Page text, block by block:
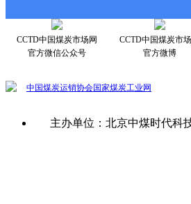
CCTD中国煤炭市场网
官方微信公众号
CCTD中国煤炭市
官方微博
中国煤炭运销协会国家煤炭工业网
主办单位：北京中煤时代